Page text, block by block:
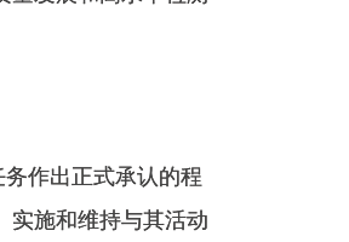
作出正式承认的程
实施和维持与其活动